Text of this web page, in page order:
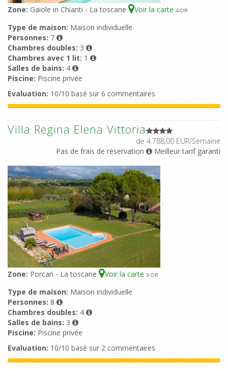
Zone: Gaiole in Chianti - La toscane Voir la carte 4-OR
Type de maison: Maison individuelle
Personnes: 7
Chambres doubles: 3
Chambres avec 1 lit: 1
Salles de bains: 4
Piscine: Piscine privée
Evaluation: 10/10 basé sur 6 commentaires
Villa Regina Elena Vittoria
de 4.788,00 EUR/Semaine
Pas de frais de réservation
Meilleur tarif garanti
Zone: Porcari - La toscane Voir la carte 3-OR
Type de maison: Maison individuelle
Personnes: 8
Chambres doubles: 4
Salles de bains: 3
Piscine: Piscine privée
Evaluation: 10/10 basé sur 2 commentaires